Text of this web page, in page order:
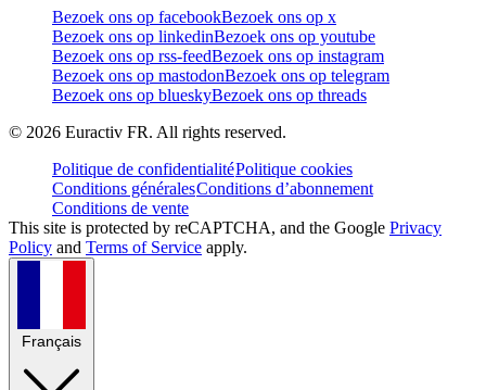
Bezoek ons op facebookBezoek ons op x
Bezoek ons op linkedinBezoek ons op youtube
Bezoek ons op rss-feedBezoek ons op instagram
Bezoek ons op mastodonBezoek ons op telegram
Bezoek ons op blueskyBezoek ons op threads
© 2026 Euractiv FR. All rights reserved.
Politique de confidentialitéPolitique cookies
Conditions généralesConditions d’abonnement
Conditions de vente
This site is protected by reCAPTCHA, and the Google Privacy
Policy and Terms of Service apply.
Français